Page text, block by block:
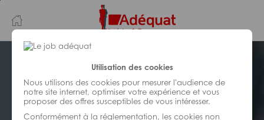
Utilisation des cookies
Nous utilisons des cookies pour mesurer l'audience de
notre site internet, optimiser votre expérience et vous
proposer des offres susceptibles de vous intéresser.
Conformément à la réglementation, les cookies non
au
contenu
principal
navigation
INDUSTRIE/FABRICATION/
TRANSFORMATION
Réf : 0AZ-320373